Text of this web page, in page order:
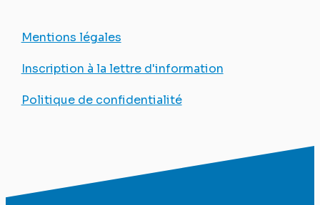
Mentions légales
Inscription à la lettre d'information
Politique de confidentialité